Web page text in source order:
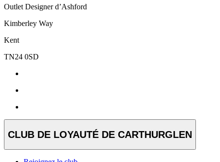
Outlet Designer d’Ashford
Kimberley Way
Kent
TN24 0SD
CLUB DE LOYAUTÉ DE CARTHURGLEN